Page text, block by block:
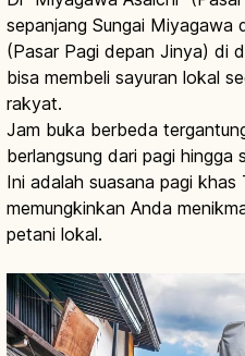
sepanjang Sungai Miyagawa
(Pasar Pagi depan Jinya) di
bisa membeli sayuran lokal
rakyat.
Jam buka berbeda
berlangsung dari pagi hingga
Ini adalah suasana pagi khas
memungkinkan Anda
petani lokal.